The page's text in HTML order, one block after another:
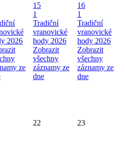
2026
ze
15
1
Tradiční
vranovické
hody 2026
Zobrazit
všechny
záznamy ze
dne
16
1
Tradiční
vranovické
hody 2026
Zobrazit
všechny
záznamy ze
dne
22 23